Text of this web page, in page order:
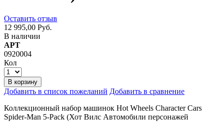
Оставить отзыв
12 995,00 Руб.
В наличии
АРТ
0920004
Кол
В корзину
Добавить в список пожеланий Добавить в сравнение
Коллекционный набор машинок Hot Wheels Character Cars
Spider-Man 5-Pack (Хот Вилс Автомобили персонажей